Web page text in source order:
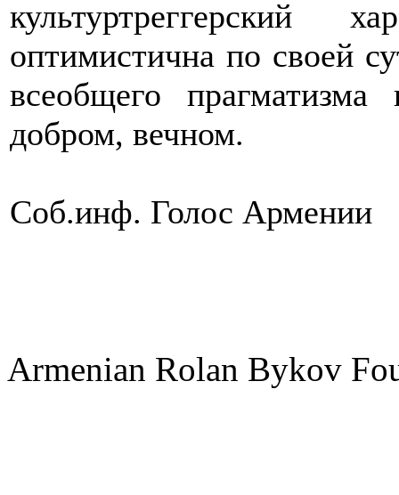
оптимистична по своей
всеобщего
добром, вечном.
Соб.инф. Голос Армении
Armenian Rolan Bykov